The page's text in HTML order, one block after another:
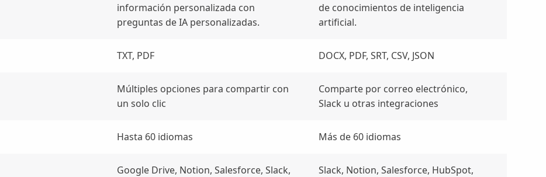
información personalizada con
preguntas de IA personalizadas.
de conocimientos de inteligencia
artificial.
TXT, PDF DOCX, PDF, SRT, CSV, JSON
Múltiples opciones para compartir con
un solo clic
Comparte por correo electrónico,
Slack u otras integraciones
Hasta 60 idiomas Más de 60 idiomas
Google Drive, Notion, Salesforce, Slack,
Slack, Notion, Salesforce, HubSpot,